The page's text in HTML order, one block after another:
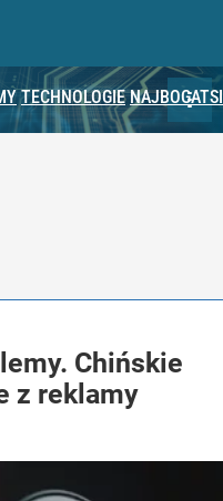
TECHNOLOGIE NAJBOGATSI
Chińskie
z reklamy